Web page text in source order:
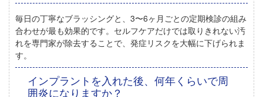
毎日の丁寧なブラッシングと、3〜6ヶ月ごとの定期検診の組み
合わせが最も効果的です。セルフケアだけでは取りきれない汚
れを専門家が除去することで、発症リスクを大幅に下げられま
す。
インプラントを入れた後、何年くらいで周
囲炎になりますか？